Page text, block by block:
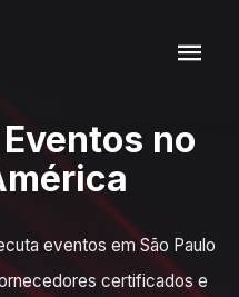
no
eventos em São Paulo
certificados e